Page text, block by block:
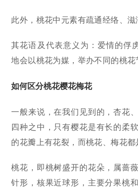
此外，桃花中元素有疏通经络、滋
其花语及代表意义为：爱情的俘
地会以桃花为媒，举办不同的桃花
如何区分桃花樱花梅花
一般来说，在我们见到的，杏花
四种之中，只有樱花是有长的柔
的花瓣上有花裂，而桃花、梅花都
桃花，即桃树盛开的花朵，属蔷
针形，核果近球形，主要分果桃